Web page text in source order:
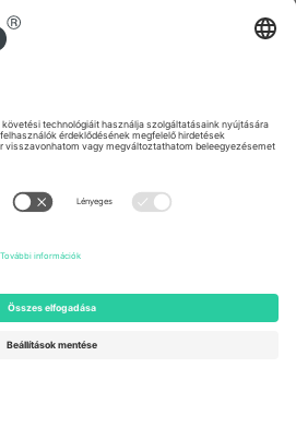
United Kingdom
167 City Road, London, Greater
Engelberg, Switzerland